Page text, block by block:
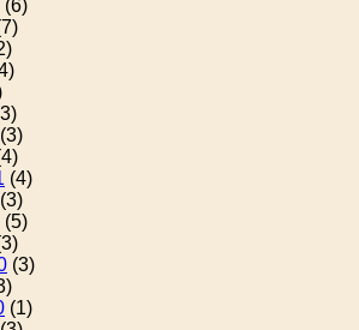
(6)
(3)
(4)
(3)
(5)
(3)
(1)